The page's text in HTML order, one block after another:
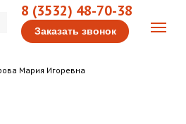
8 (3532) 48-70-38
Заказать звонок
Мария Игоревна